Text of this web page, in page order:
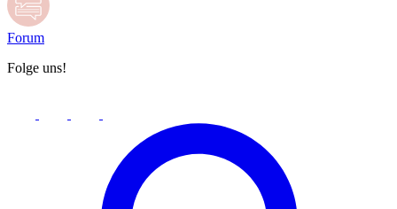
Forum
Folge uns!